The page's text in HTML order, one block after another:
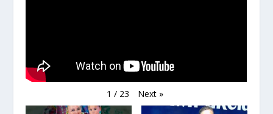
1 / 23 Next »